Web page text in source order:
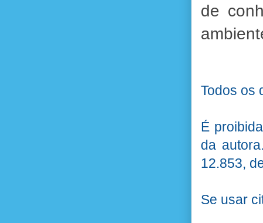
de
Todos os
É
da
12.853,
Se usar